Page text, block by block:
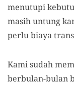
menutupi
masih untung
perlu biaya
Kami sudah
berbulan-bulan